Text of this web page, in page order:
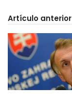
Artículo anterior